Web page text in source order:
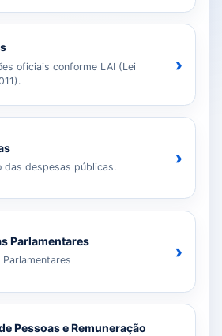
oficiais conforme LAI (Lei
›
das despesas públicas. ›
Parlamentares
Parlamentares ›
Pessoas e Remuneração